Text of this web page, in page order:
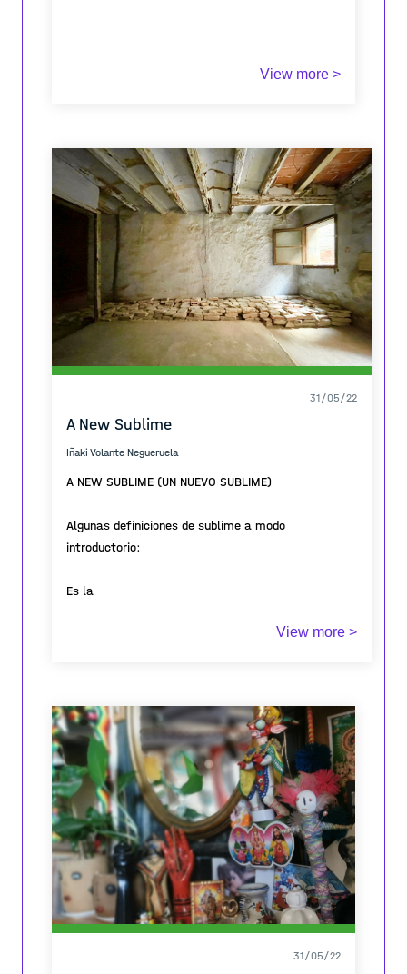
View more >
31/05/22
A New Sublime
Iñaki Volante Negueruela
A NEW SUBLIME (UN NUEVO SUBLIME)
Algunas definiciones de sublime a modo
introductorio:
Es la
término sublimar. En el área de la
física, sublimar es el paso directo que lleva a la
materia del estado sólido al estado gaseoso, sin
pasar por el estado líquido.
De allí que se use el adjetivo sublime en un sentido
figurado en personas y obras que destacan del
conjunto en términos de excelencia, superioridad,
belleza y perfección.
Así, sublime se puede usar para exaltar el valor de
una poesía sublime, una pintura sublime, un arte
como sinónimos los adjetivos extraordinario,
View more >
31/05/22